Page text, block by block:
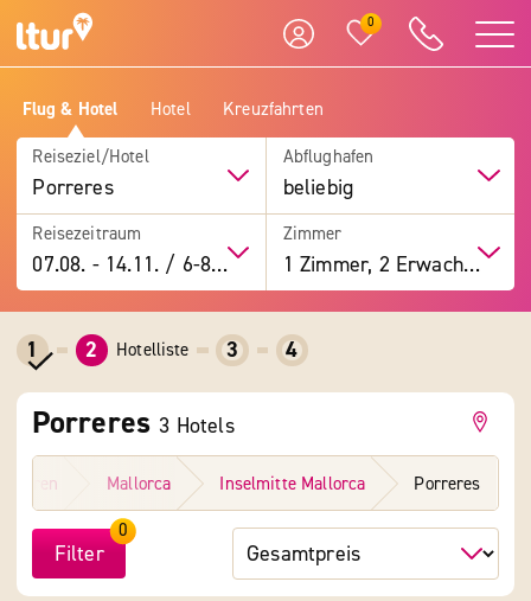
0
Flug & Hotel Hotel Kreuzfahrten
Reiseziel/Hotel
Porreres
Abflughafen
beliebig
Reisezeitraum
07.08. -14.11. / 6-8 Tage
Zimmer
1 Zimmer, 2 Erwachsene
1 2 Hotelliste 3 4
Porreres 3 Hotels
Mallorca Inselmitte Mallorca Porreres
Filter
0